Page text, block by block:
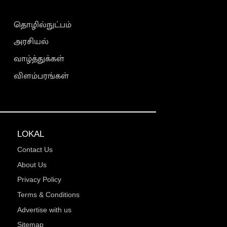
தொழில்நுட்பம்
அரசியல்
வாழ்த்துக்கள்
விளம்பரங்கள்
LOKAL
Contact Us
About Us
Privacy Policy
Terms & Conditions
Advertise with us
Sitemap